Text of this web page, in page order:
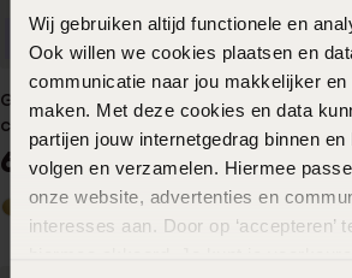
Wij gebruiken altijd functionele en
Ook willen we cookies plaatsen en
communicatie naar jou makkelijker
maken. Met deze cookies en data
partijen jouw internetgedrag binnen
volgen en verzamelen. Hiermee
onze website, advertenties en
interesses aan. Door op ‘accepteren’
Guess heren stainless steel
collier LION KING
60
Waterproof
Guess
ketting
voor
29